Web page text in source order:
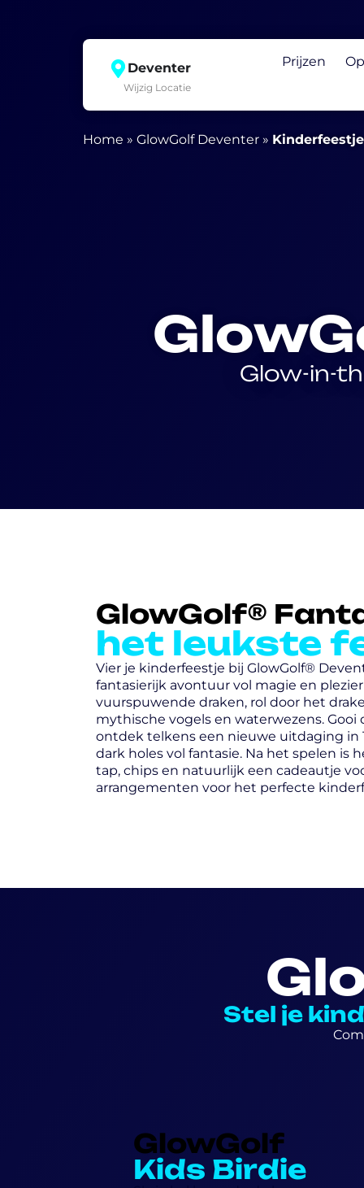
Deventer
Wijzig Locatie
Prijzen
Home » GlowGolf Deventer » Kinderfeestje
Glow-in-
GlowGolf®
het leukste
Vier je kinderfeestje bij GlowGolf®
fantasierijk avontuur vol magie en
vuurspuwende draken, rol door het
mythische vogels en waterwezens.
ontdek telkens een nieuwe uitdaging in
dark holes vol fantasie. Na het spelen is
tap, chips en natuurlijk een cadeautje
arrangementen voor het perfecte
Stel je
GlowGolf
Kids Birdie